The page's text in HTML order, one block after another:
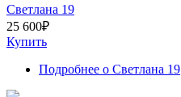
Светлана 19
25 600₽
Купить
Подробнее о Светлана 19